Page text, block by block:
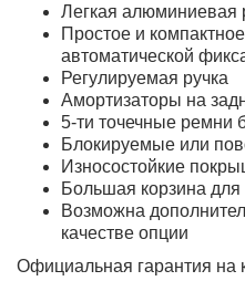
Легкая алюминиевая
Простое и
автоматической
Регулируемая ручка
Амортизаторы на
5-ти точечные ремни
Блокируемые или
Износостойкие
Большая корзина для
Возможна
качестве опции
Официальная гарантия на